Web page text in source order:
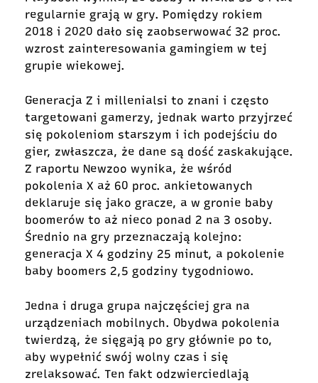
regularnie grają w gry. Pomiędzy rokiem
2018 i 2020 dało się zaobserwować 32 proc.
wzrost zainteresowania gamingiem w tej
grupie wiekowej.
Generacja Z i millenialsi to znani i często
targetowani gamerzy, jednak warto przyjrzeć
się pokoleniom starszym i ich podejściu do
gier, zwłaszcza, że dane są dość zaskakujące.
Z raportu Newzoo wynika, że wśród
pokolenia X aż 60 proc. ankietowanych
deklaruje się jako gracze, a w gronie baby
boomerów to aż nieco ponad 2 na 3 osoby.
Średnio na gry przeznaczają kolejno:
generacja X 4 godziny 25 minut, a pokolenie
baby boomers 2,5 godziny tygodniowo.
Jedna i druga grupa najczęściej gra na
urządzeniach mobilnych. Obydwa pokolenia
twierdzą, że sięgają po gry głównie po to,
aby wypełnić swój wolny czas i się
zrelaksować. Ten fakt odzwierciedlają